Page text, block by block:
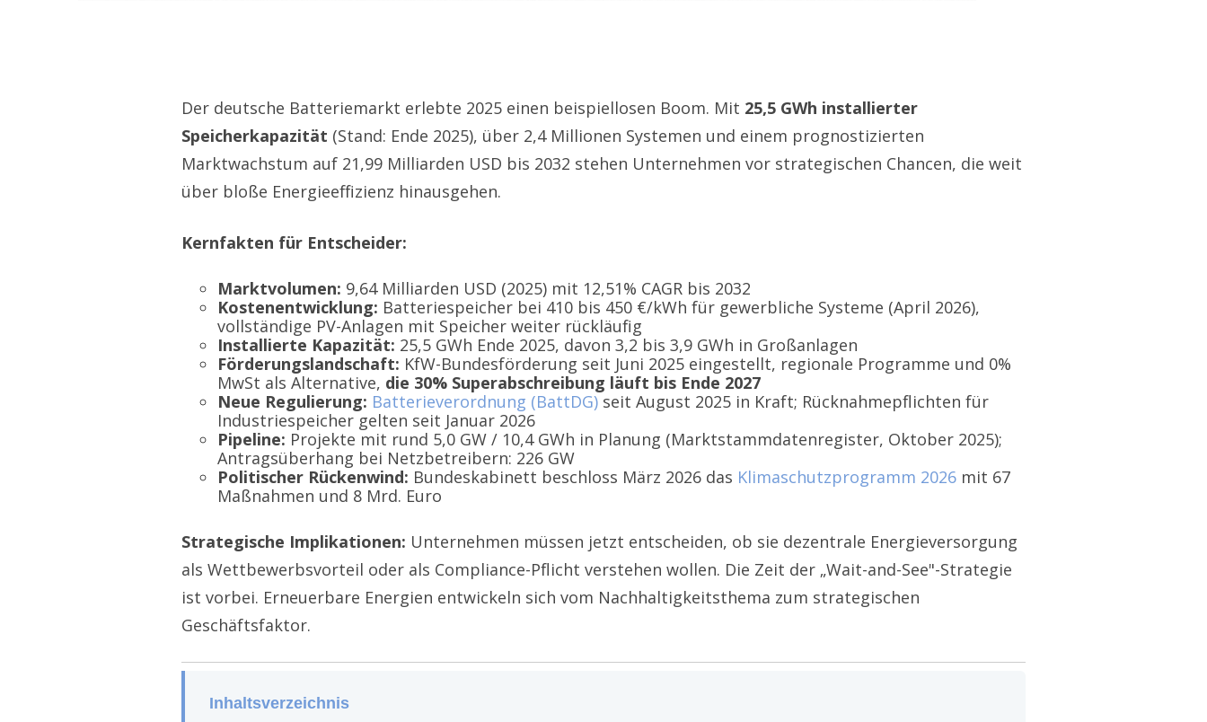
Der deutsche Batteriemarkt erlebte 2025 einen beispiellosen Boom. Mit 25,5 GWh installierter
Speicherkapazität (Stand: Ende 2025), über 2,4 Millionen Systemen und einem prognostizierten
Marktwachstum auf 21,99 Milliarden USD bis 2032 stehen Unternehmen vor strategischen Chancen, die weit
über bloße Energieeffizienz hinausgehen.
Kernfakten für Entscheider:
Marktvolumen: 9,64 Milliarden USD (2025) mit 12,51% CAGR bis 2032
Kostenentwicklung: Batteriespeicher bei 410 bis 450 €/kWh für gewerbliche Systeme (April 2026),
vollständige PV-Anlagen mit Speicher weiter rückläufig
Installierte Kapazität: 25,5 GWh Ende 2025, davon 3,2 bis 3,9 GWh in Großanlagen
Förderungslandschaft: KfW-Bundesförderung seit Juni 2025 eingestellt, regionale Programme und 0%
MwSt als Alternative, die 30% Superabschreibung läuft bis Ende 2027
Neue Regulierung: Batterieverordnung (BattDG) seit August 2025 in Kraft; Rücknahmepflichten für
Industriespeicher gelten seit Januar 2026
Pipeline: Projekte mit rund 5,0 GW / 10,4 GWh in Planung (Marktstammdatenregister, Oktober 2025);
Antragsüberhang bei Netzbetreibern: 226 GW
Politischer Rückenwind: Bundeskabinett beschloss März 2026 das Klimaschutzprogramm 2026 mit 67
Maßnahmen und 8 Mrd. Euro
Strategische Implikationen: Unternehmen müssen jetzt entscheiden, ob sie dezentrale Energieversorgung
als Wettbewerbsvorteil oder als Compliance-Pflicht verstehen wollen. Die Zeit der „Wait-and-See"-Strategie
ist vorbei. Erneuerbare Energien entwickeln sich vom Nachhaltigkeitsthema zum strategischen
Geschäftsfaktor.
Inhaltsverzeichnis